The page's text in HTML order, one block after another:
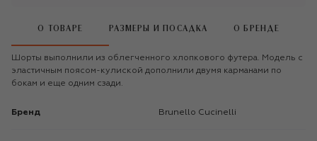
О ТОВАРЕ РАЗМЕРЫ И ПОСАДКА О БРЕНДЕ
Шорты выполнили из облегченного хлопкового футера. Модель с
эластичным поясом-кулиской дополнили двумя карманами по
бокам и еще одним сзади.
Бренд Brunello Cucinelli